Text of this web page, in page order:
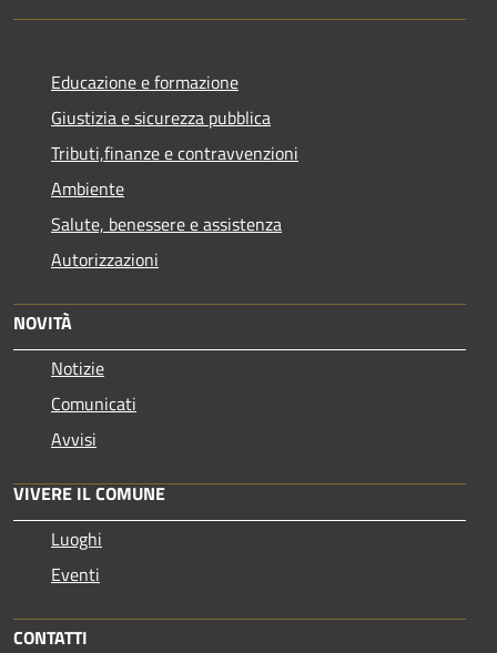
Educazione e formazione
Giustizia e sicurezza pubblica
Tributi,finanze e contravvenzioni
Ambiente
Salute, benessere e assistenza
Autorizzazioni
NOVITÀ
Notizie
Comunicati
Avvisi
VIVERE IL COMUNE
Luoghi
Eventi
CONTATTI